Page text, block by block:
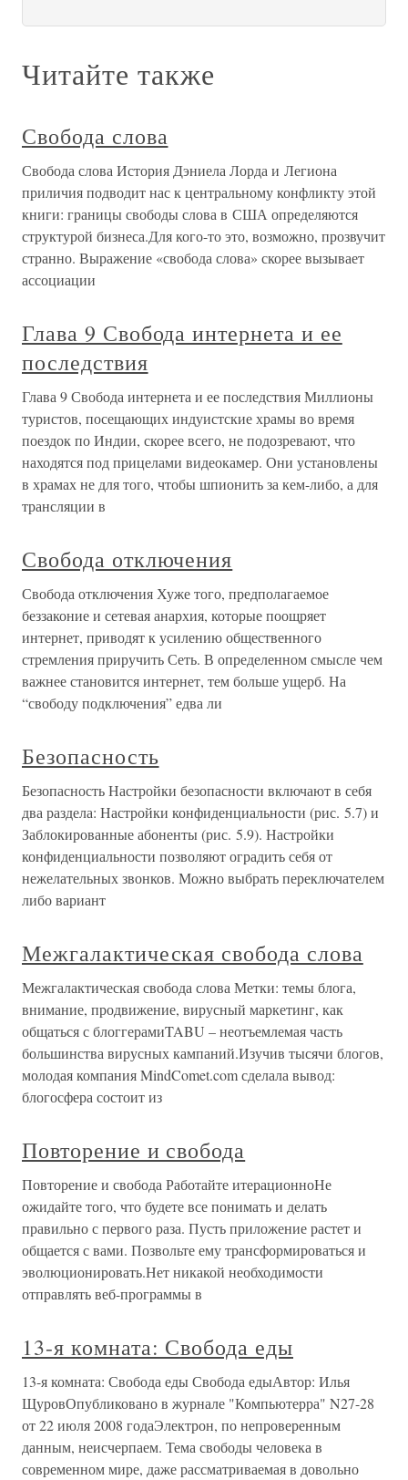
Читайте также
Свобода слова
Свобода слова История Дэниела Лорда и Легиона
приличия подводит нас к центральному конфликту этой
книги: границы свободы слова в США определяются
структурой бизнеса.Для кого-то это, возможно, прозвучит
странно. Выражение «свобода слова» скорее вызывает
ассоциации
Глава 9 Свобода интернета и ее
последствия
Глава 9 Свобода интернета и ее последствия Миллионы
туристов, посещающих индуистские храмы во время
поездок по Индии, скорее всего, не подозревают, что
находятся под прицелами видеокамер. Они установлены
в храмах не для того, чтобы шпионить за кем-либо, а для
трансляции в
Свобода отключения
Свобода отключения Хуже того, предполагаемое
беззаконие и сетевая анархия, которые поощряет
интернет, приводят к усилению общественного
стремления приручить Сеть. В определенном смысле чем
важнее становится интернет, тем больше ущерб. На
“свободу подключения” едва ли
Безопасность
Безопасность Настройки безопасности включают в себя
два раздела: Настройки конфиденциальности (рис. 5.7) и
Заблокированные абоненты (рис. 5.9). Настройки
конфиденциальности позволяют оградить себя от
нежелательных звонков. Можно выбрать переключателем
либо вариант
Межгалактическая свобода слова
Межгалактическая свобода слова Метки: темы блога,
внимание, продвижение, вирусный маркетинг, как
общаться с блоггерамиTABU – неотъемлемая часть
большинства вирусных кампаний.Изучив тысячи блогов,
молодая компания MindComet.com сделала вывод:
блогосфера состоит из
Повторение и свобода
Повторение и свобода Работайте итерационноНе
ожидайте того, что будете все понимать и делать
правильно с первого раза. Пусть приложение растет и
общается с вами. Позвольте ему трансформироваться и
эволюционировать.Нет никакой необходимости
отправлять веб-программы в
13-я комната: Свобода еды
13-я комната: Свобода еды Свобода едыАвтор: Илья
ЩуровОпубликовано в журнале "Компьютерра" N27-28
от 22 июля 2008 годаЭлектрон, по непроверенным
данным, неисчерпаем. Тема свободы человека в
современном мире, даже рассматриваемая в довольно